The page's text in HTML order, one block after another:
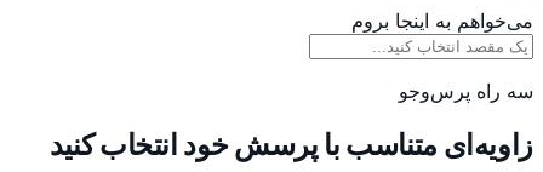
می‌خواهم به اینجا بروم
سه راه پرس‌وجو
زاویه‌ای متناسب با پرسش خود انتخاب کنید